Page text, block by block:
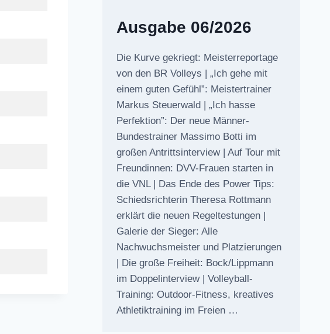
Ausgabe 06/2026
Die Kurve gekriegt: Meisterreportage
von den BR Volleys | „Ich gehe mit
einem guten Gefühl”: Meistertrainer
Markus Steuerwald | „Ich hasse
Perfektion”: Der neue Männer-
Bundestrainer Massimo Botti im
großen Antrittsinterview | Auf Tour mit
Freundinnen: DVV-Frauen starten in
die VNL | Das Ende des Power Tips:
Schiedsrichterin Theresa Rottmann
erklärt die neuen Regeltestungen |
Galerie der Sieger: Alle
Nachwuchsmeister und Platzierungen
| Die große Freiheit: Bock/Lippmann
im Doppelinterview | Volleyball-
Training: Outdoor-Fitness, kreatives
Athletiktraining im Freien …